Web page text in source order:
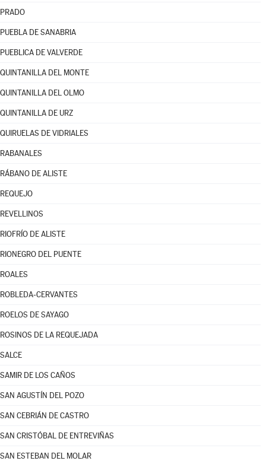
PRADO
PUEBLA DE SANABRIA
PUEBLICA DE VALVERDE
QUINTANILLA DEL MONTE
QUINTANILLA DEL OLMO
QUINTANILLA DE URZ
QUIRUELAS DE VIDRIALES
RABANALES
RÁBANO DE ALISTE
REQUEJO
REVELLINOS
RIOFRÍO DE ALISTE
RIONEGRO DEL PUENTE
ROALES
ROBLEDA-CERVANTES
ROELOS DE SAYAGO
ROSINOS DE LA REQUEJADA
SALCE
SAMIR DE LOS CAÑOS
SAN AGUSTÍN DEL POZO
SAN CEBRIÁN DE CASTRO
SAN CRISTÓBAL DE ENTREVIÑAS
SAN ESTEBAN DEL MOLAR